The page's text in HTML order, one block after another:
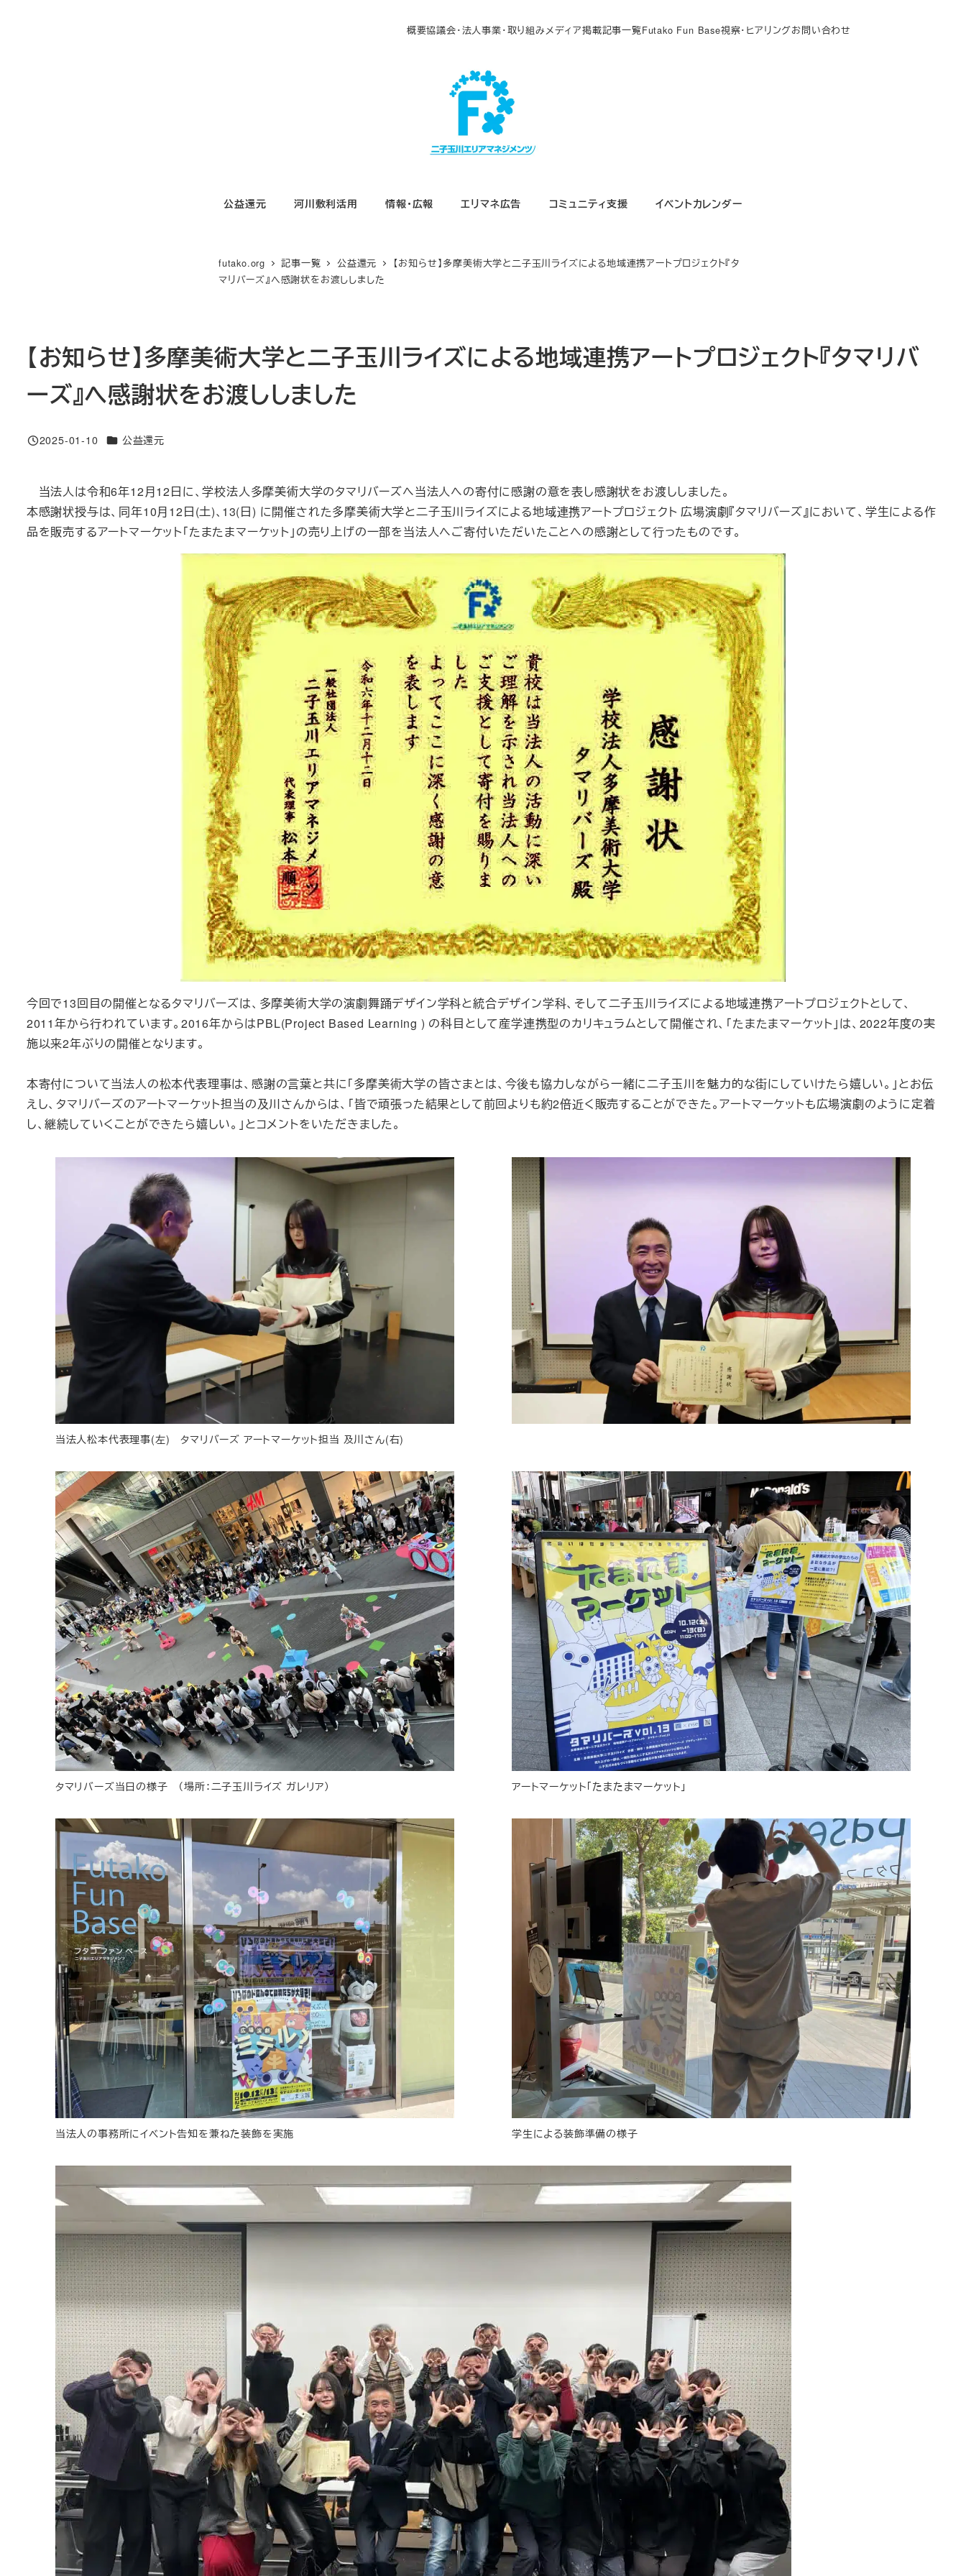
概要協議会・法人事業・取り組みメディア掲載記事一覧Futako Fun Base視察・ヒアリングお問い合わせ
公益還元 河川敷利活用 情報・広報 エリマネ広告 コミュニティ支援 イベントカレンダー
futako.org 記事一覧 公益還元
【お知らせ】多摩美術大学と二子玉川ライズによる地域連携アートプロジェクト『タ
マリバーズ』へ感謝状をお渡ししました
【お知らせ】多摩美術大学と二子玉川ライズによる地域連携アートプロジェクト『タマリバ
ーズ』へ感謝状をお渡ししました
投稿日
2025-01-10 カテゴリー
公益還元
当法人は令和6年12月12日に、学校法人多摩美術大学のタマリバーズへ当法人への寄付に感謝の意を表し感謝状をお渡ししました。
本感謝状授与は、同年10月12日(土)､13(日) に開催された多摩美術大学と二子玉川ライズによる地域連携アートプロジェクト 広場演劇『タマリバーズ』において、学生による作
品を販売するアートマーケット「たまたまマーケット」の売り上げの一部を当法人へご寄付いただいたことへの感謝として行ったものです。
今回で13回目の開催となるタマリバーズは、多摩美術大学の演劇舞踊デザイン学科と統合デザイン学科、そして二子玉川ライズによる地域連携アートプロジェクトとして、
2011年から行われています。2016年からはPBL(Project Based Learning ) の科目として産学連携型のカリキュラムとして開催され、「たまたまマーケット」は、2022年度の実
施以来2年ぶりの開催となります。
本寄付について当法人の松本代表理事は、感謝の言葉と共に「多摩美術大学の皆さまとは、今後も協力しながら一緒に二子玉川を魅力的な街にしていけたら嬉しい。」とお伝
えし、タマリバーズのアートマーケット担当の及川さんからは、「皆で頑張った結果として前回よりも約2倍近く販売することができた。アートマーケットも広場演劇のように定着
し、継続していくことができたら嬉しい。」とコメントをいただきました。
当法人松本代表理事(左) タマリバーズ アートマーケット担当 及川さん(右)
タマリバーズ当日の様子 （場所：二子玉川ライズ ガレリア） アートマーケット「たまたまマーケット」
当法人の事務所にイベント告知を兼ねた装飾を実施 学生による装飾準備の様子